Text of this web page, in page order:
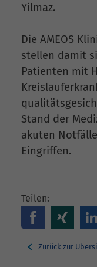
Yilmaz.
Die AMEOS
stellen damit
Patienten mit
Stand der
akuten
Eingriffen.
Teilen:
Zurück zur